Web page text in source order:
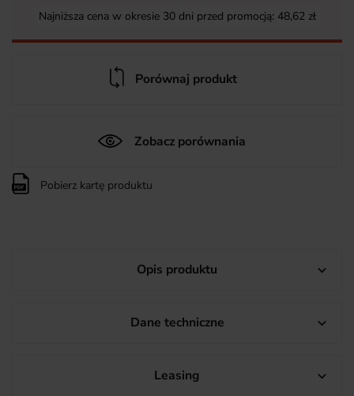
Najniższa cena w okresie 30 dni przed promocją: 48,62 zł
Porównaj produkt
Zobacz porównania
Pobierz kartę produktu
Opis produktu 
Dane techniczne 
Leasing 